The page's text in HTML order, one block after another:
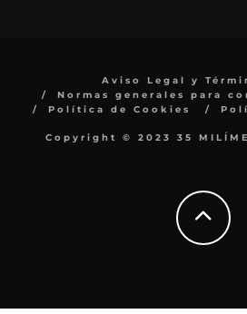
Aviso Legal y
Normas generales para
Política de Cookies
Copyright © 2023 35